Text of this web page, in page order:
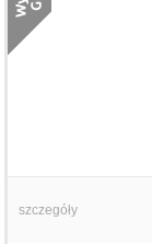
szczegóły